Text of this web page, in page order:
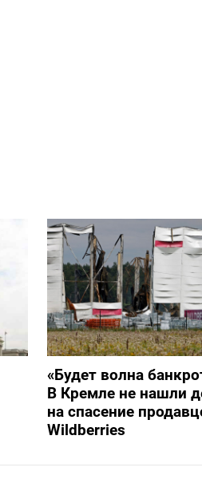
«Будет волна
В Кремле не нашли
на спасение
Wildberries